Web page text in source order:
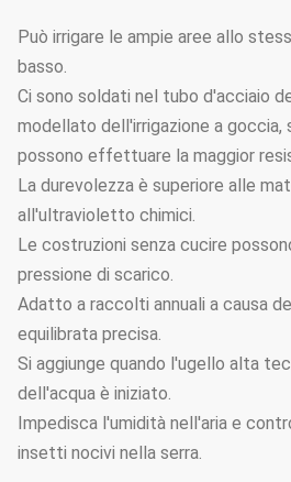
Può irrigare le ampie aree allo
basso.
Ci sono soldati nel tubo d'acciaio
modellato dell'irrigazione a goccia,
possono effettuare la maggior
La durevolezza è superiore alle
all'ultravioletto chimici.
Le costruzioni senza cucire
pressione di scarico.
Adatto a raccolti annuali a causa
equilibrata precisa.
Si aggiunge quando l'ugello alta
dell'acqua è iniziato.
Impedisca l'umidità nell'aria e
insetti nocivi nella serra.